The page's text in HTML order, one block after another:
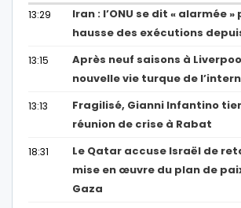
13:29
Iran : l’ONU se dit « alarmée »
hausse des exécutions
13:15
Après neuf saisons à
nouvelle vie turque de
13:13
Fragilisé, Gianni Infantino
réunion de crise à Rabat
18:31
Le Qatar accuse Israël de
mise en œuvre du plan de
Gaza